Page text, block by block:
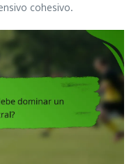
cohesivo.